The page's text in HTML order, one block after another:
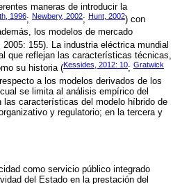
maneras de introducir la
1996; Newbery, 2002; Hunt, 2002) con
los modelos de mercado
2005: 155). La industria eléctrica mundial
que reflejan las características técnicas,
su historia (Kessides, 2012: 10; Gratwick
a los modelos derivados de los
se limita al análisis empírico del
características del modelo híbrido de
y regulatorio; en la tercera y
como servicio público integrado
del Estado en la prestación del